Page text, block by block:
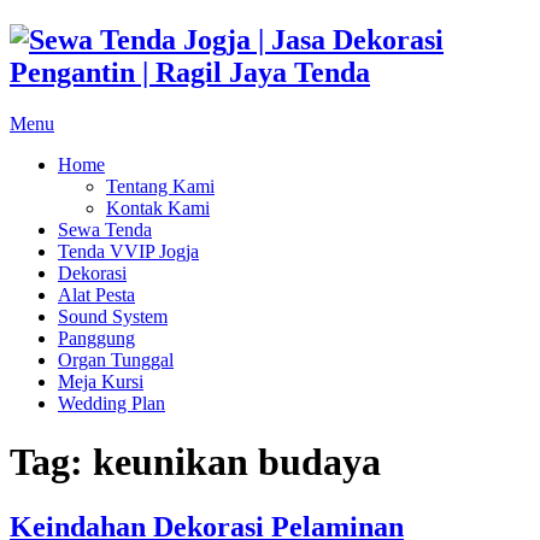
Skip
content
Menu
Home
Tentang Kami
Kontak Kami
Sewa Tenda
Tenda VVIP Jogja
Dekorasi
Alat Pesta
Sound System
Panggung
Organ Tunggal
Meja Kursi
Wedding Plan
Tag: keunikan budaya
Keindahan Dekorasi Pelaminan